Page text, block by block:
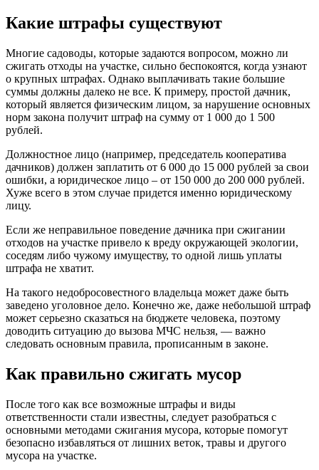
Какие штрафы существуют
Многие садоводы, которые задаются вопросом, можно ли
сжигать отходы на участке, сильно беспокоятся, когда узнают
о крупных штрафах. Однако выплачивать такие большие
суммы должны далеко не все. К примеру, простой дачник,
который является физическим лицом, за нарушение основных
норм закона получит штраф на сумму от 1 000 до 1 500
рублей.
Должностное лицо (например, председатель кооператива
дачников) должен заплатить от 6 000 до 15 000 рублей за свои
ошибки, а юридическое лицо – от 150 000 до 200 000 рублей.
Хуже всего в этом случае придется именно юридическому
лицу.
Если же неправильное поведение дачника при сжигании
отходов на участке привело к вреду окружающей экологии,
соседям либо чужому имуществу, то одной лишь уплаты
штрафа не хватит.
На такого недобросовестного владельца может даже быть
заведено уголовное дело. Конечно же, даже небольшой штраф
может серьезно сказаться на бюджете человека, поэтому
доводить ситуацию до вызова МЧС нельзя, — важно
следовать основным правила, прописанным в законе.
Как правильно сжигать мусор
После того как все возможные штрафы и виды
ответственности стали известны, следует разобраться с
основными методами сжигания мусора, которые помогут
безопасно избавляться от лишних веток, травы и другого
мусора на участке.